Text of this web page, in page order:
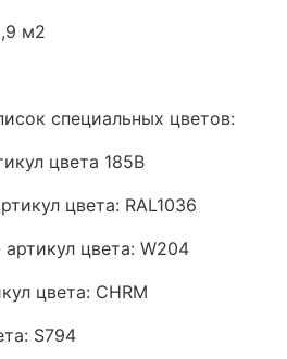
м2
специальных цветов:
цвета 185B
цвета: RAL1036
цвета: W204
цвета: CHRM
S794